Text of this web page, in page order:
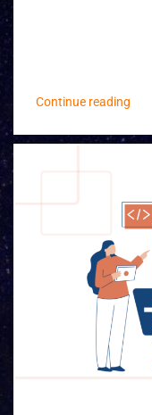
Continue reading